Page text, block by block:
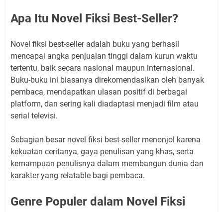
Apa Itu Novel Fiksi Best-Seller?
Novel fiksi best-seller adalah buku yang berhasil
mencapai angka penjualan tinggi dalam kurun waktu
tertentu, baik secara nasional maupun internasional.
Buku-buku ini biasanya direkomendasikan oleh banyak
pembaca, mendapatkan ulasan positif di berbagai
platform, dan sering kali diadaptasi menjadi film atau
serial televisi.
Sebagian besar novel fiksi best-seller menonjol karena
kekuatan ceritanya, gaya penulisan yang khas, serta
kemampuan penulisnya dalam membangun dunia dan
karakter yang relatable bagi pembaca.
Genre Populer dalam Novel Fiksi